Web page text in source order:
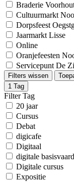
Braderie
Cultuurmarkt
Dorpsfeest
Jaarmarkt Lisse
Online
Oranjefeesten
Servicepunt De
Filters wissen
1 Tag
Filter Tag
20 jaar
Cursus
Debat
digicafe
Digitaal
digitale
Digitale cursus
Expositie